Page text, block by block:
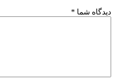
دیدگاه شما *